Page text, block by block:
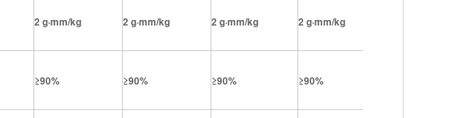
2 g·mm/kg 2 g·mm/kg 2 g·mm/kg 2 g·mm/kg
≥90% ≥90% ≥90% ≥90%